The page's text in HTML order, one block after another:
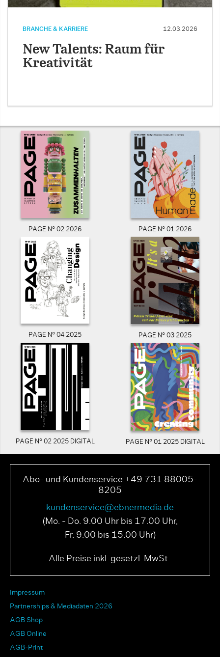
BRANCHE & KARRIERE 12.03.2026
New Talents: Raum für
Kreativität
PAGE N° 02 2026 PAGE N° 01 2026
PAGE N° 04 2025 PAGE N° 03 2025
PAGE N° 02 2025 DIGITAL PAGE N° 01 2025 DIGITAL
Abo- und Kundenservice +49 731 88005-
8205
kundenservice@ebnermedia.de
(Mo. - Do. 9.00 Uhr bis 17.00 Uhr,
Fr. 9.00 bis 15.00 Uhr)
Alle Preise inkl. gesetzl. MwSt..
Impressum
Partnerships & Mediadaten 2026
AGB Shop
AGB Online
AGB-Print